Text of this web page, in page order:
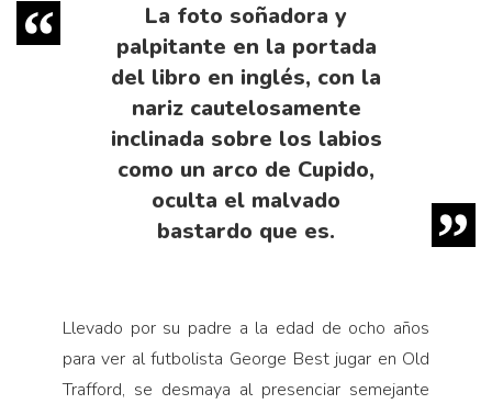
La foto soñadora y
palpitante en la portada
del libro en inglés, con la
nariz cautelosamente
inclinada sobre los labios
como un arco de Cupido,
oculta el malvado
bastardo que es.
Llevado por su padre a la edad de ocho años
para ver al futbolista George Best jugar en Old
Trafford, se desmaya al presenciar semejante